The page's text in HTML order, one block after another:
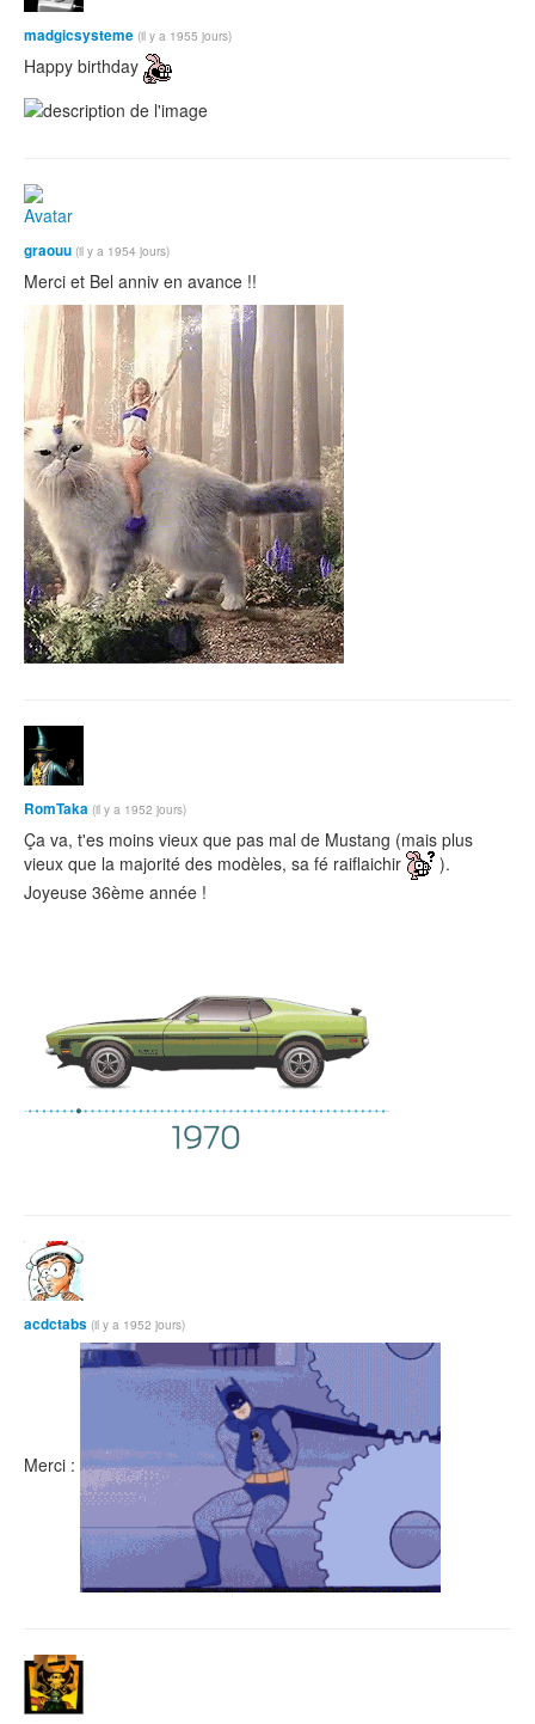
madgicsysteme (il y a 1955 jours)
Happy birthday
graouu (il y a 1954 jours)
Merci et Bel anniv en avance !!
RomTaka (il y a 1952 jours)
Ça va, t'es moins vieux que pas mal de Mustang (mais plus
vieux que la majorité des modèles, sa fé raiflaichir
).
Joyeuse 36ème année !
acdctabs (il y a 1952 jours)
Merci :